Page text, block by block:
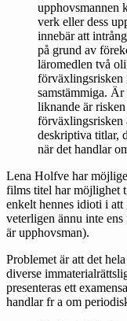
upphovsmannen
verk eller dess
innebär att
på grund av
läromedlen två
förväxlingsrisken
samstämmiga. Är
liknande är
förväxlingsrisken
deskriptiva titlar,
när det handlar
Lena Holfve har
films titel har möjlighet
enkelt hennes idioti i
veterligen ännu inte ens
är upphovsman).
Problemet är att det
diverse
presenteras ett
handlar fr a om